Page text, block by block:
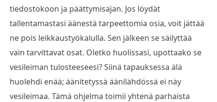
tiedostokoon ja päättymisajan. Jos löydät
tallentamastasi äänestä tarpeettomia osia, voit jättää
ne pois leikkaustyökalulla. Sen jälkeen se säilyttää
vain tarvittavat osat. Oletko huolissasi, upottaako se
vesileiman tulosteeseesi? Siinä tapauksessa älä
huolehdi enää; äänitetyssä äänilähdössä ei näy
vesileimaa. Tämä ohjelma toimii yhtenä parhaista